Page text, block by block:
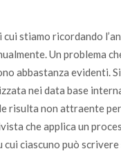
stiamo ricordando
Un problema
abbastanza evidenti.
nei data base
non attraente
che applica un
cui ciascuno può